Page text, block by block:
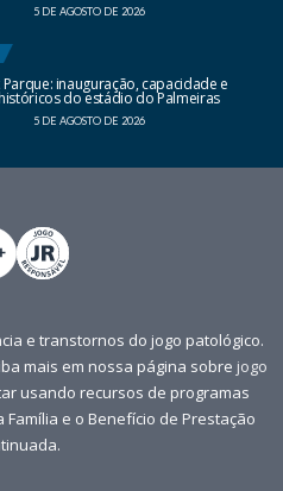
5 DE AGOSTO DE 2026
inauguração, capacidade e
do estádio do Palmeiras
5 DE AGOSTO DE 2026
e transtornos do jogo patológico.
mais em nossa página sobre jogo
usando recursos de programas
e o Benefício de Prestação